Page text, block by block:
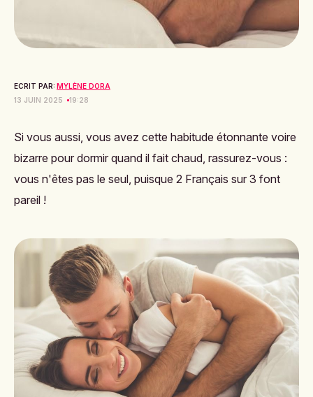
ECRIT PAR: MYLÈNE DORA
13 JUIN 2025
19:28
Si vous aussi, vous avez cette habitude étonnante voire
bizarre pour dormir quand il fait chaud, rassurez-vous :
vous n'êtes pas le seul, puisque 2 Français sur 3 font
pareil !